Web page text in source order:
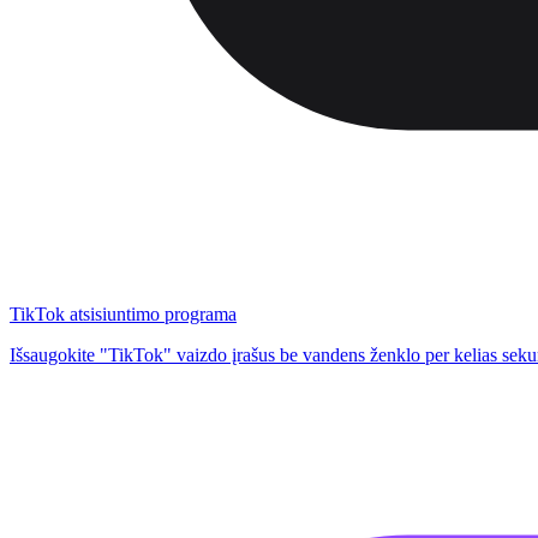
TikTok atsisiuntimo programa
Išsaugokite "TikTok" vaizdo įrašus be vandens ženklo per kelias